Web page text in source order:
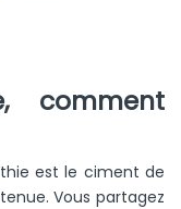
comment
est le ciment de
Vous partagez